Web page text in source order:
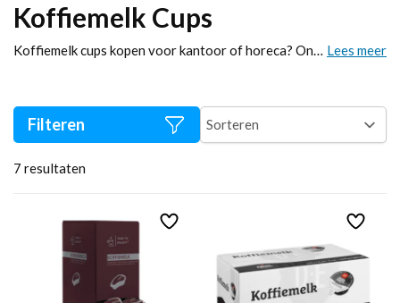
Koffiemelk Cups
Koffiemelk cups kopen voor kantoor of horeca? Ontdek onze grootverpakking koffiemelk cupjes. Voordelig, houdbaar zonder koeling en direct online bestellen bij de groothandel voor bedrijven. Lees meer
7 resultaten
Filteren